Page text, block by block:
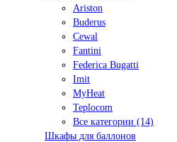
Ariston
Buderus
Cewal
Fantini
Federica Bugatti
Imit
MyHeat
Teplocom
Все категории (14)
Шкафы для баллонов